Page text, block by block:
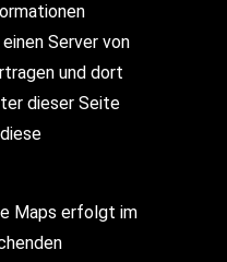
Server von
und dort
dieser Seite
Maps erfolgt im